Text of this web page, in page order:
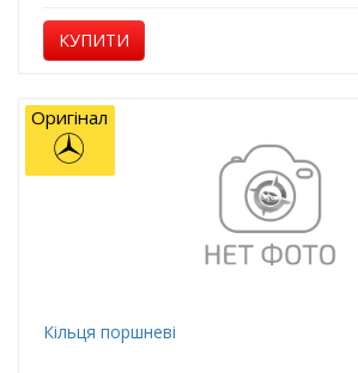
КУПИТИ
Кільця поршневі
Оригінал